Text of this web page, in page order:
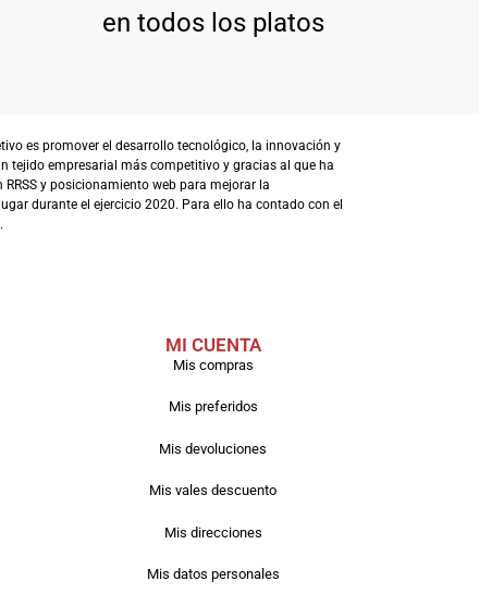
en todos los platos
es promover el desarrollo tecnológico, la innovación y
tejido empresarial más competitivo y gracias al que ha
y posicionamiento web para mejorar la
durante el ejercicio 2020. Para ello ha contado con el
MI CUENTA
Mis compras
Mis preferidos
Mis devoluciones
Mis vales descuento
Mis direcciones
Mis datos personales